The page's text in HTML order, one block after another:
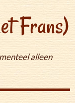
Frans)
alleen